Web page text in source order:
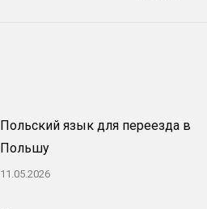
Польский язык для переезда в
Польшу
11.05.2026